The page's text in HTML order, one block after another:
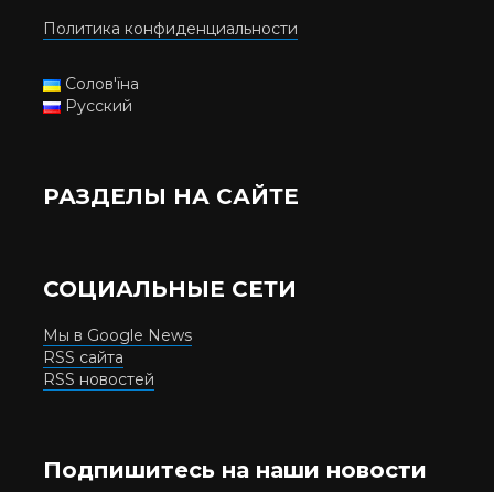
Политика конфиденциальности
Солов'їна
Русский
РАЗДЕЛЫ НА САЙТЕ
СОЦИАЛЬНЫЕ СЕТИ
Мы в Google News
RSS сайта
RSS новостей
Подпишитесь на наши новости